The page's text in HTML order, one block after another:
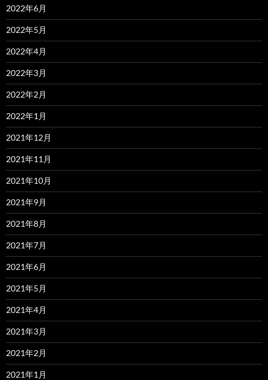
2022年6月
2022年5月
2022年4月
2022年3月
2022年2月
2022年1月
2021年12月
2021年11月
2021年10月
2021年9月
2021年8月
2021年7月
2021年6月
2021年5月
2021年4月
2021年3月
2021年2月
2021年1月